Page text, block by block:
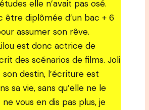
elle n’avait pas osé.
être diplômée d’un bac + 6
assumer son rêve.
est donc actrice de
des scénarios de films. Joli
son destin, l’écriture est
sa vie, sans qu’elle ne le
vous en dis pas plus, je